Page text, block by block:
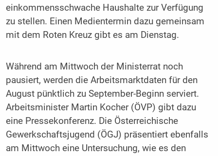
einkommensschwache Haushalte zur Verfügung
zu stellen. Einen Medientermin dazu gemeinsam
mit dem Roten Kreuz gibt es am Dienstag.
Während am Mittwoch der Ministerrat noch
pausiert, werden die Arbeitsmarktdaten für den
August pünktlich zu September-Beginn serviert.
Arbeitsminister Martin Kocher (ÖVP) gibt dazu
eine Pressekonferenz. Die Österreichische
Gewerkschaftsjugend (ÖGJ) präsentiert ebenfalls
am Mittwoch eine Untersuchung, wie es den